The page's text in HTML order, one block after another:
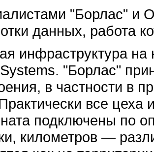
"Борлас" и
данных, работа
инфраструктура на
"Борлас"
в частности в
все цеха
подключены по
километров —